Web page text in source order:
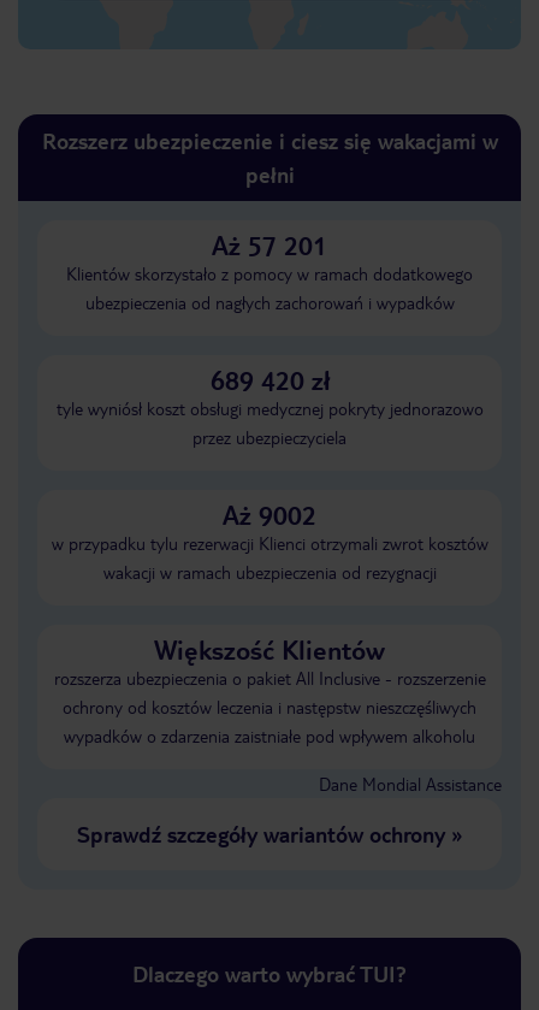
Rozszerz ubezpieczenie i ciesz się wakacjami w
pełni
Aż 57 201
Klientów skorzystało z pomocy w ramach dodatkowego
ubezpieczenia od nagłych zachorowań i wypadków
689 420 zł
tyle wyniósł koszt obsługi medycznej pokryty jednorazowo
przez ubezpieczyciela
Aż 9002
w przypadku tylu rezerwacji Klienci otrzymali zwrot kosztów
wakacji w ramach ubezpieczenia od rezygnacji
Większość Klientów
rozszerza ubezpieczenia o pakiet All Inclusive - rozszerzenie
ochrony od kosztów leczenia i następstw nieszczęśliwych
wypadków o zdarzenia zaistniałe pod wpływem alkoholu
Dane Mondial Assistance
Sprawdź szczegóły wariantów ochrony»
Dlaczego warto wybrać TUI?